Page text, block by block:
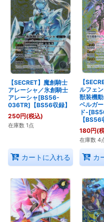
【SECRET】魔創騎士
アレーシャ／氷創騎士
アレーシャ[BS56-
036TR]【BS56収録】
250円(税込)
在庫数 1点
カートに入れる
【
ルフェ
獣装機
ベルガ
ド-
【BS56
180円(
在庫数 4
カ